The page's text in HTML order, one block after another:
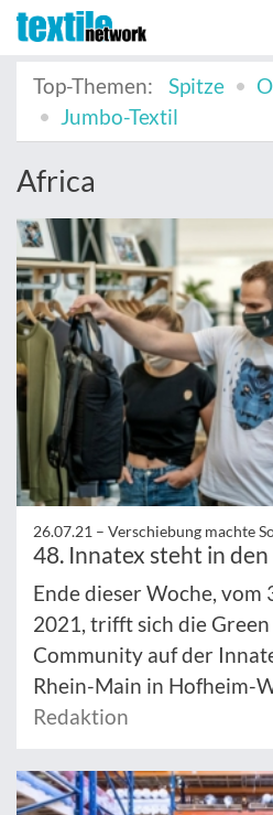
Top-Themen:
Spitze
Jumbo-Textil
Africa
26.07.21 – Verschiebung machte
48. Innatex steht in
Ende dieser Woche, vom
2021, trifft sich die Green
Community auf der
Rhein-Main in Hofheim-
Redaktion